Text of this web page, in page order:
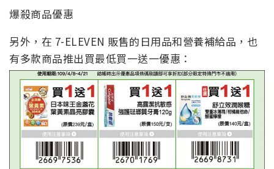
爆殺商品優惠
另外，在 7-ELEVEN 販售的日用品和營養補給品，也
有多款商品推出買最低買一送一優惠：